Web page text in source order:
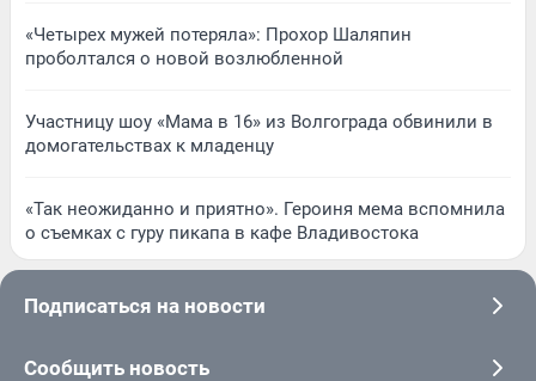
«Четырех мужей потеряла»: Прохор Шаляпин
проболтался о новой возлюбленной
Участницу шоу «Мама в 16» из Волгограда обвинили в
домогательствах к младенцу
«Так неожиданно и приятно». Героиня мема вспомнила
о съемках с гуру пикапа в кафе Владивостока
Подписаться на новости
Сообщить новость